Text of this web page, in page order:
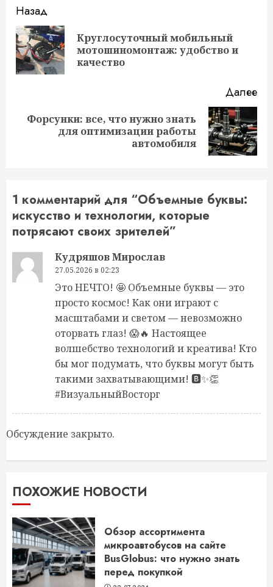
Продолжить
чтение
Назад
Круглосуточный мобильный
мотошиномонтаж: удобство и
качество
Далее
Следующая
Форсунки: все, что нужно знать
для оптимизации работы
автомобиля
1 комментарий для “Объемные буквы:
искусство и технологии, которые
потрясают своих зрителей”
Кудряшов Мирослав
27.05.2026 в 02:23
Это НЕЧТО! 🤩 Объемные буквы — это
просто космос! Как они играют с
масштабами и светом — невозможно
оторвать глаз! 😱🔥 Настоящее
волшебство технологий и креатива! Кто
бы мог подумать, что буквы могут быть
такими захватывающими! 🅱️✨👏
#ВизуальныйВосторг
Обсуждение закрыто.
ПОХОЖИЕ НОВОСТИ
Обзор ассортимента
микроавтобусов на сайте
BusGlobus: что нужно знать
перед покупкой